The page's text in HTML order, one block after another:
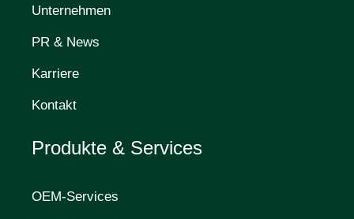
Unternehmen
PR & News
Karriere
Kontakt
Produkte & Services
OEM-Services